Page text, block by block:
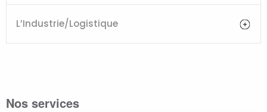
L’Industrie/Logistique
Nos services